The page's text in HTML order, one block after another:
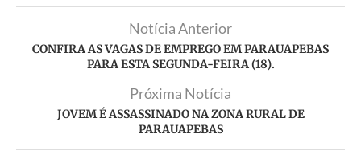
Notícia Anterior
CONFIRA AS VAGAS DE EMPREGO EM PARAUAPEBAS
PARA ESTA SEGUNDA-FEIRA (18).
Próxima Notícia
JOVEM É ASSASSINADO NA ZONA RURAL DE
PARAUAPEBAS